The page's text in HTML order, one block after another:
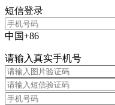
短信登录
中国+86
请输入真实手机号